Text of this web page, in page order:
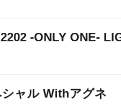
-ONLY ONE-
ャル Withアグネ